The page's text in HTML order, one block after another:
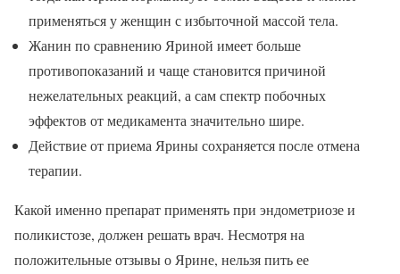
применяться у женщин с избыточной массой тела.
Жанин по сравнению Яриной имеет больше
противопоказаний и чаще становится причиной
нежелательных реакций, а сам спектр побочных
эффектов от медикамента значительно шире.
Действие от приема Ярины сохраняется после отмена
терапии.
Какой именно препарат применять при эндометриозе и
поликистозе, должен решать врач. Несмотря на
положительные отзывы о Ярине, нельзя пить ее